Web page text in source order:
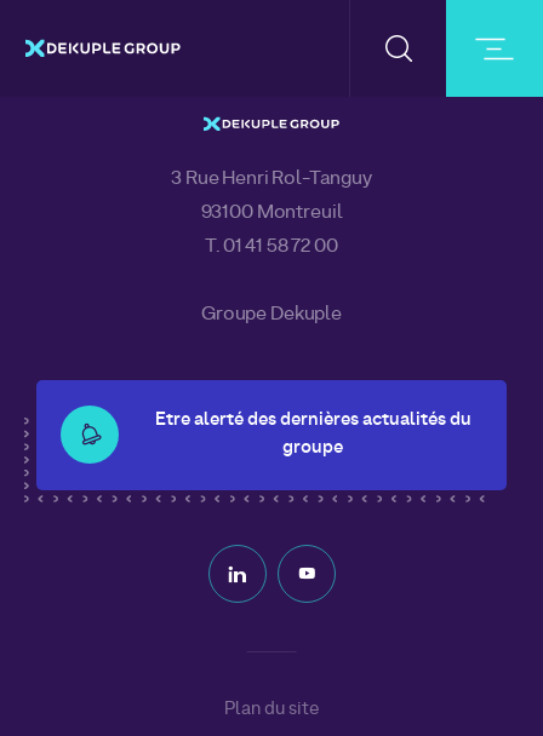
DÉCLARATION DES
3 Rue Henri Rol-Tanguy
93100 Montreuil
T. 01 41 58 72 00
Groupe Dekuple
Etre alerté des dernières actualités du
groupe
Plan du site